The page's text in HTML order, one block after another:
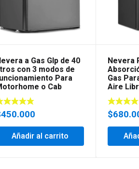
a Gas Glp de 40
con 3 modos de
Para
o Cab
450.000
Añadir al carrito
Nevera
Gas
Aire
$